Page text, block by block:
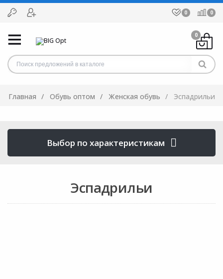
0 0
0
Главная Обувь оптом Женская обувь Эспадрильи
Выбор по характеристикам
Эспадрильи